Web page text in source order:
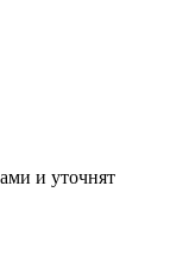
и уточнят